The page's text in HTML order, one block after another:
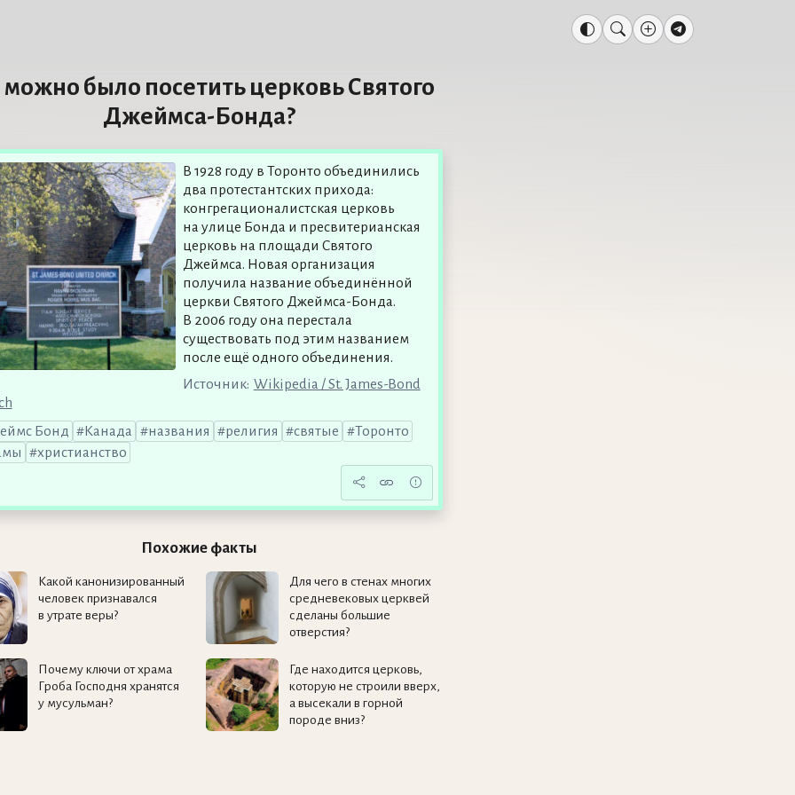
можно было посетить церковь Святого
Джеймса-Бонда?
В 1928 году в Торонто объединились
два протестантских прихода:
конгрегационалистская церковь
на улице Бонда и пресвитерианская
церковь на площади Святого
Джеймса. Новая организация
получила название объединённой
церкви Святого Джеймса-Бонда.
В 2006 году она перестала
существовать под этим названием
после ещё одного объединения.
Источник: Wikipedia / St. James-Bond
Бонд
Канада названия религия святые
Торонто
христианство
Похожие факты
Какой канонизированный
человек признавался
в утрате веры?
Для чего в стенах многих
средневековых церквей
сделаны большие
отверстия?
Почему ключи от храма
Гроба Господня хранятся
у мусульман?
Где находится церковь,
которую не строили вверх,
а высекали в горной
породе вниз?